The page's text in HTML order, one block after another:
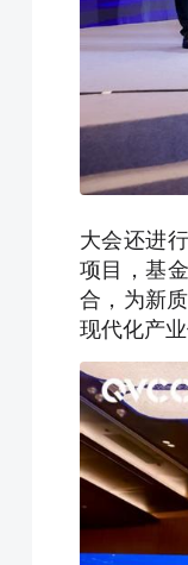
大会还进
项目，基
合，为新
现代化产